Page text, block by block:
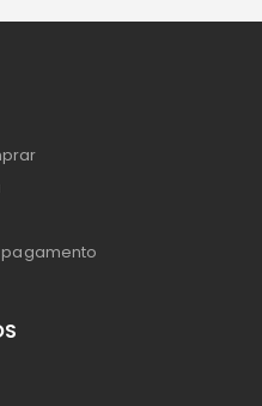
pagamento